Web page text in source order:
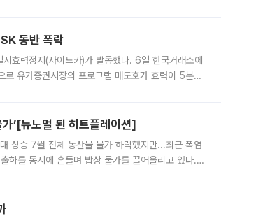
동반 폭락
효력정지(사이드카)가 발동했다. 6일 한국거래소에
유가증권시장의 프로그램 매도호가 효력이 5분간
’[뉴노멀 된 히트플레이션]
상승 7월 전체 농산물 물가 하락했지만...최근 폭염
하를 동시에 흔들며 밥상 물가를 끌어올리고 있다.